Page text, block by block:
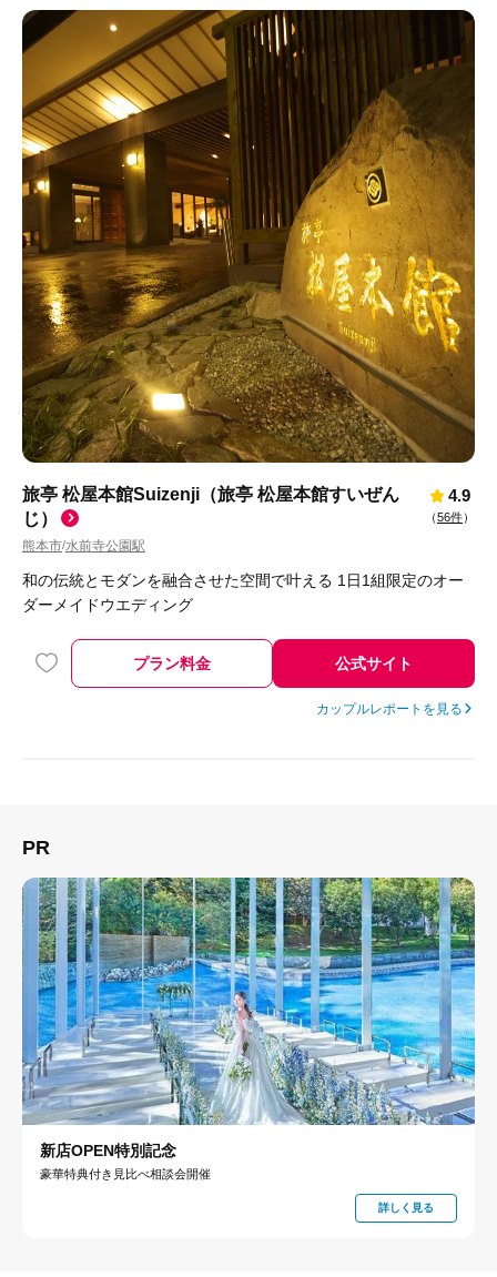
旅亭 松屋本館Suizenji（旅亭 松屋本館すいぜん
じ）
熊本市/水前寺公園駅
4.9
（56件）
和の伝統とモダンを融合させた空間で叶える 1日1組限定のオー
ダーメイドウエディング
プラン料金 公式サイト
カップルレポートを見る
PR
新店OPEN特別記念
豪華特典付き見比べ相談会開催
詳しく見る